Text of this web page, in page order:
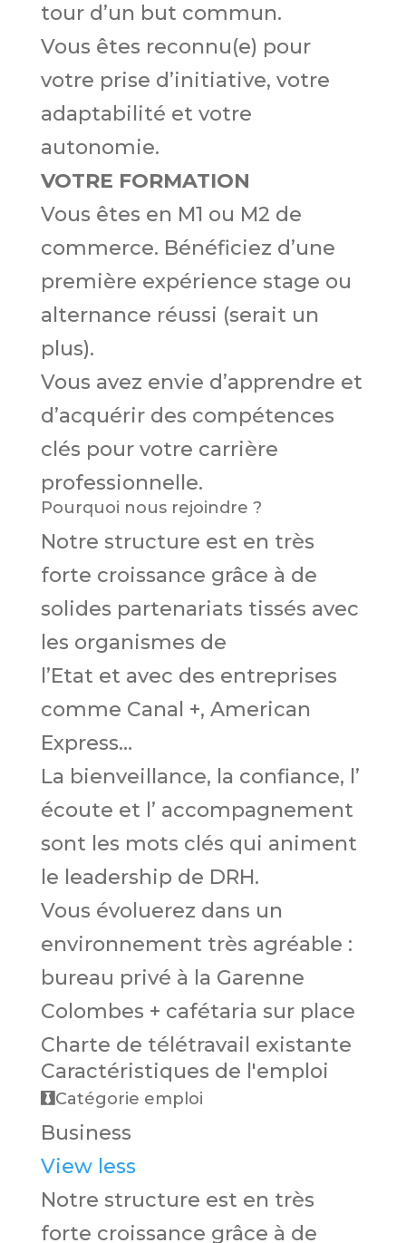
tour d’un but commun.
Vous êtes reconnu(e) pour
votre prise d’initiative, votre
adaptabilité et votre
autonomie.
VOTRE FORMATION
Vous êtes en M1 ou M2 de
commerce. Bénéficiez d’une
première expérience stage ou
alternance réussi (serait un
plus).
Vous avez envie d’apprendre et
d’acquérir des compétences
clés pour votre carrière
professionnelle.
Pourquoi nous rejoindre ?
Notre structure est en très
forte croissance grâce à de
solides partenariats tissés avec
les organismes de
l’Etat et avec des entreprises
comme Canal +, American
Express…
La bienveillance, la confiance, l’
écoute et l’ accompagnement
sont les mots clés qui animent
le leadership de DRH.
Vous évoluerez dans un
environnement très agréable :
bureau privé à la Garenne
Colombes + cafétaria sur place
Charte de télétravail existante
Caractéristiques de l'emploi
Catégorie emploi
Business
View less
Notre structure est en très
forte croissance grâce à de